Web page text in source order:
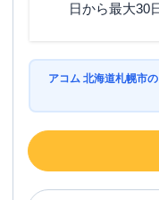
日から最大30
アコム 北海道札幌市